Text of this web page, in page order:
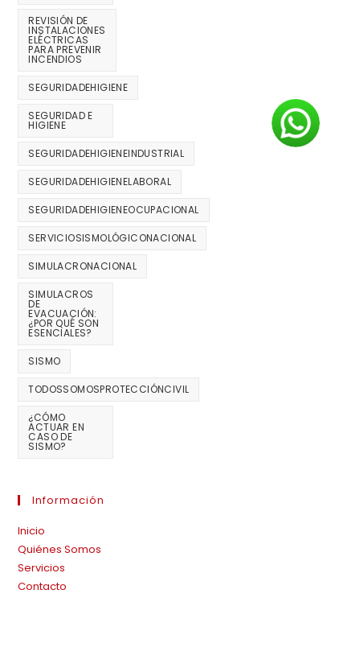
REVISIÓN DE
INSTALACIONES
ELÉCTRICAS
PARA PREVENIR
INCENDIOS
SEGURIDADEHIGIENE
SEGURIDAD E
HIGIENE
SEGURIDADEHIGIENEINDUSTRIAL
SEGURIDADEHIGIENELABORAL
SEGURIDADEHIGIENEOCUPACIONAL
SERVICIOSISMOLÓGICONACIONAL
SIMULACRONACIONAL
SIMULACROS
DE
EVACUACIÓN:
¿POR QUÉ SON
ESENCIALES?
SISMO
TODOSSOMOSPROTECCIÓNCIVIL
¿CÓMO
ACTUAR EN
CASO DE
SISMO?
Información
Inicio
Quiénes Somos
Servicios
Contacto